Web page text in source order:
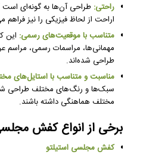
راحتی: طراحی آن‌ها به گونه‌ای است
اراحت از لحاظ فیزیکی را نیز فراهم
متناسب با موقعیت‌های رسمی: این
مهمانی‌ها، مراسمات رسمی،
طراحی شده‌اند.
مناسبت و متناسب با استایل‌های
سبک‌ها و رنگ‌های مختلف طراحی
مختلف هماهنگی داشته باشند.
برخی از انواع کفش
کفش مجلسی استیلتو